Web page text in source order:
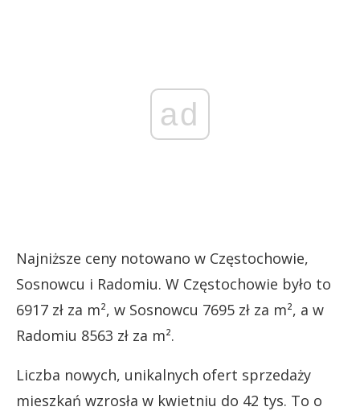
ad
Najniższe ceny notowano w Częstochowie,
Sosnowcu i Radomiu. W Częstochowie było to
6917 zł za m², w Sosnowcu 7695 zł za m², a w
Radomiu 8563 zł za m².
Liczba nowych, unikalnych ofert sprzedaży
mieszkań wzrosła w kwietniu do 42 tys. To o